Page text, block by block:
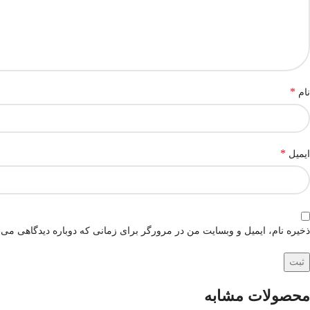
نام *
ایمیل *
ذخیره نام، ایمیل و وبسایت من در مرورگر برای زمانی که دوباره دیدگاهی
محصولات مشابه